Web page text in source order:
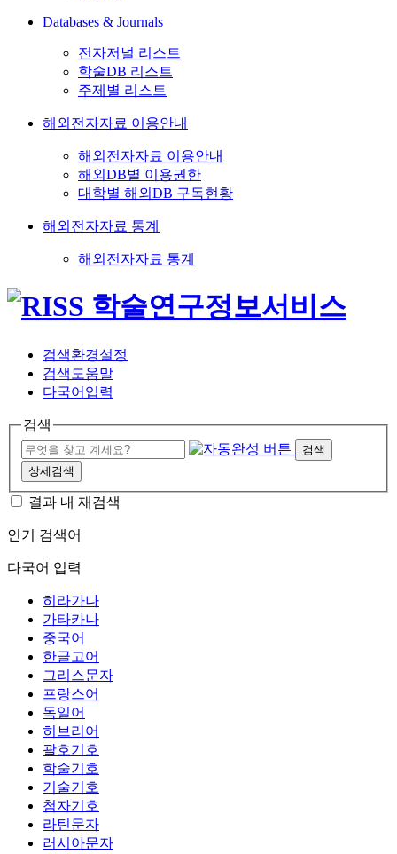
Databases & Journals
전자저널 리스트
학술DB 리스트
주제별 리스트
해외전자자료 이용안내
해외전자자료 이용안내
해외DB별 이용권한
대학별 해외DB 구독현황
해외전자자료 통계
해외전자자료 통계
검색환경설정
검색도움말
다국어입력
검색
검색
상세검색
결과 내 재검색
인기 검색어
다국어 입력
히라가나
가타카나
중국어
한글고어
그리스문자
프랑스어
독일어
히브리어
괄호기호
학술기호
기술기호
첨자기호
라틴문자
러시아문자